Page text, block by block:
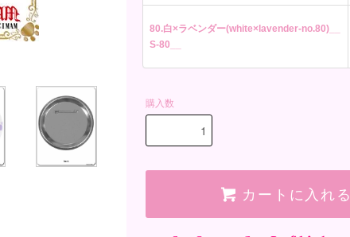
80.白×ラベンダー(white×lavender-no.80)__
S-80__
購入数
カートに入れる